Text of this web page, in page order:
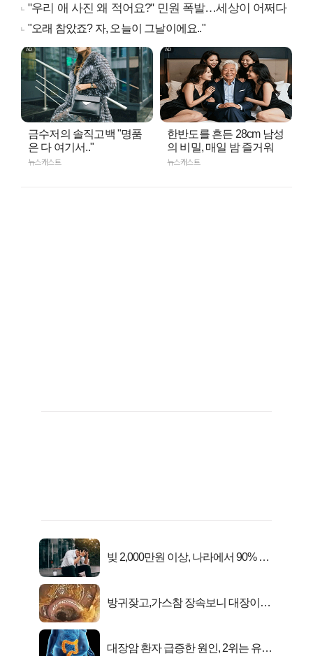
"우리 애 사진 왜 적어요?" 민원 폭발…세상이 어쩌다
"오래 참았죠? 자, 오늘이 그날이에요.."
금수저의 솔직고백 "명품
은 다 여기서.."
뉴스캐스트
한반도를 흔든 28cm 남성
의 비밀, 매일 밤 즐거워
뉴스캐스트
빚 2,000만원 이상, 나라에서 90% 갚
방귀잦고,가스참 장속보니 대장이아
대장암 환자 급증한 원인, 2위는 유산